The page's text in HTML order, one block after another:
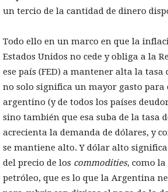
un tercio de la cantidad de dinero
Todo ello en un marco en que la
Estados Unidos no cede y obliga a la
ese país (FED) a mantener alta la tasa
no solo significa un mayor gasto para
argentino (y de todos los países
sino también que esa suba de la tasa
acrecienta la demanda de dólares, y
se mantiene alto. Y dólar alto
del precio de los commodities, como la
petróleo, que es lo que la Argentina